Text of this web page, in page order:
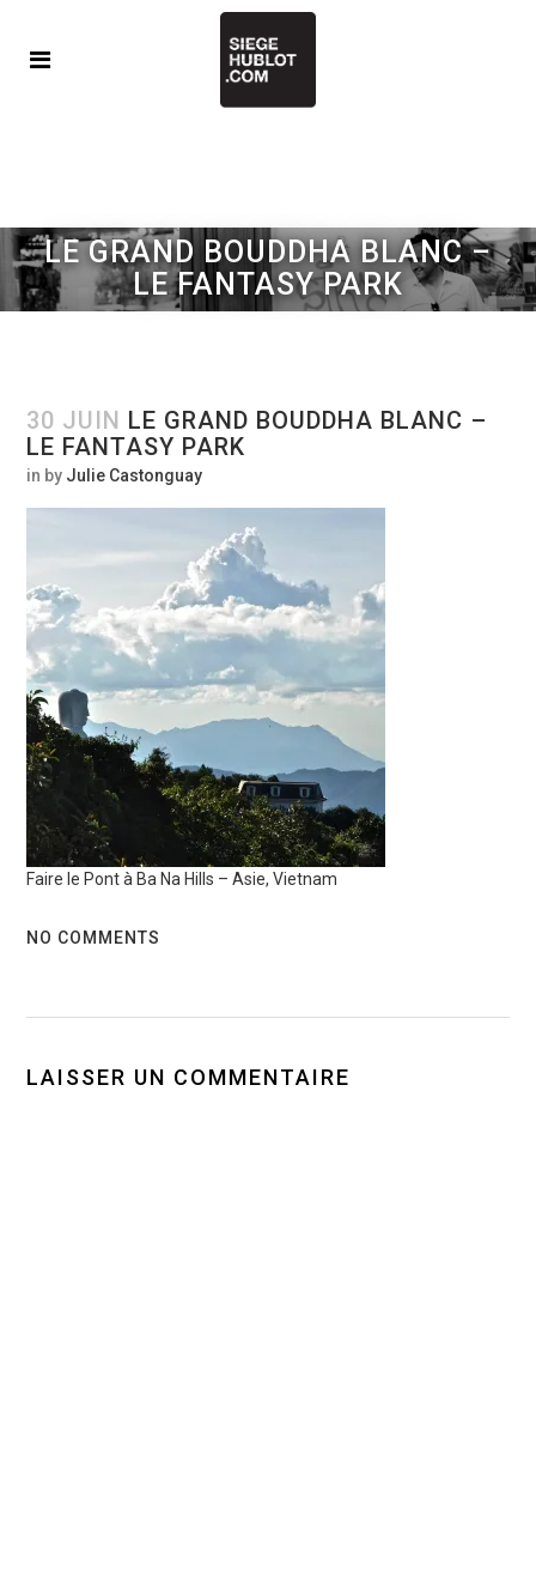
LE GRAND BOUDDHA BLANC –
LE FANTASY PARK
30 JUIN LE GRAND BOUDDHA BLANC –
LE FANTASY PARK
in by Julie Castonguay
Faire le Pont à Ba Na Hills – Asie, Vietnam
NO COMMENTS
LAISSER UN COMMENTAIRE